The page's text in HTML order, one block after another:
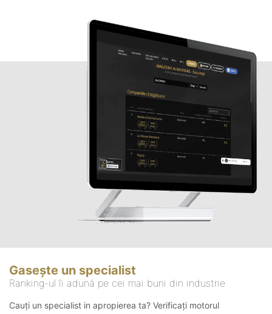
Gasește un specialist
Ranking-ul îi adună pe cei mai buni din industrie
Cauți un specialist in apropierea ta? Verificați motorul